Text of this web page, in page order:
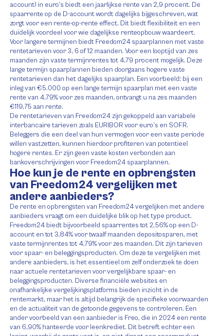
account) in euro’s biedt een jaarlijkse rente van 2,9 procent. De
spaarrente op de D-account wordt dagelijks bijgeschreven, wat
zorgt voor een rente-op-rente effect. Dit biedt flexibiliteit en een
duidelijk voordeel voor wie dagelijkse renteopbouw waardeert.
Voor langere termijnen biedt Freedom24 spaarplannen met vaste
rentetarieven voor 3, 6 of 12 maanden. Voor een looptijd van zes
maanden zijn vaste termijnrentes tot 4,79 procent mogelijk. Deze
lange termijn spaarplannen bieden doorgaans hogere vaste
rentetarieven dan het dagelijks spaarplan. Een voorbeeld: bij een
inleg van €5.000 op een lange termijn spaarplan met een vaste
rente van 4,79% voor zes maanden, ontvangt u na zes maanden
€119,75 aan rente.
De rentetarieven van Freedom24 zijn gekoppeld aan variabele
interbancaire tarieven zoals EURIBOR voor euro’s en SOFR.
Beleggers die een deel van hun vermogen voor een vaste periode
willen vastzetten, kunnen hierdoor profiteren van potentieel
hogere rentes. Er zijn geen vaste kosten verbonden aan
bankoverschrijvingen voor Freedom24 spaarplannen.
Hoe kun je de rente en opbrengsten
van Freedom24 vergelijken met
andere aanbieders?
De rente en opbrengsten van Freedom24 vergelijken met andere
aanbieders vraagt om een duidelijke blik op het type product.
Freedom24 biedt bijvoorbeeld spaarrentes tot 2,56% op een D-
account en tot 3,84% voor twaalf maanden depositosparen, met
vaste termijnrentes tot 4,79% voor zes maanden. Dit zijn tarieven
voor spaar- en beleggingsproducten. Om deze te vergelijken met
andere aanbieders, is het essentieel om zelf onderzoek te doen
naar actuele rentetarieven voor vergelijkbare spaar- en
beleggingsproducten. Diverse financiële websites en
onafhankelijke vergelijkingsplatforms bieden inzicht in de
rentemarkt, maar het is altijd belangrijk de specifieke voorwaarden
en de actualiteit van de getoonde gegevens te controleren. Een
ander voorbeeld van een aanbieder is Freo, die in 2024 een rente
van 6,90% hanteerde voor leenkrediet. Dit betreft echter een